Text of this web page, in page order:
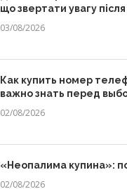
що звертати увагу
03/08/2026
Как купить номер
важно знать перед
02/08/2026
«Неопалима купина»:
02/08/2026